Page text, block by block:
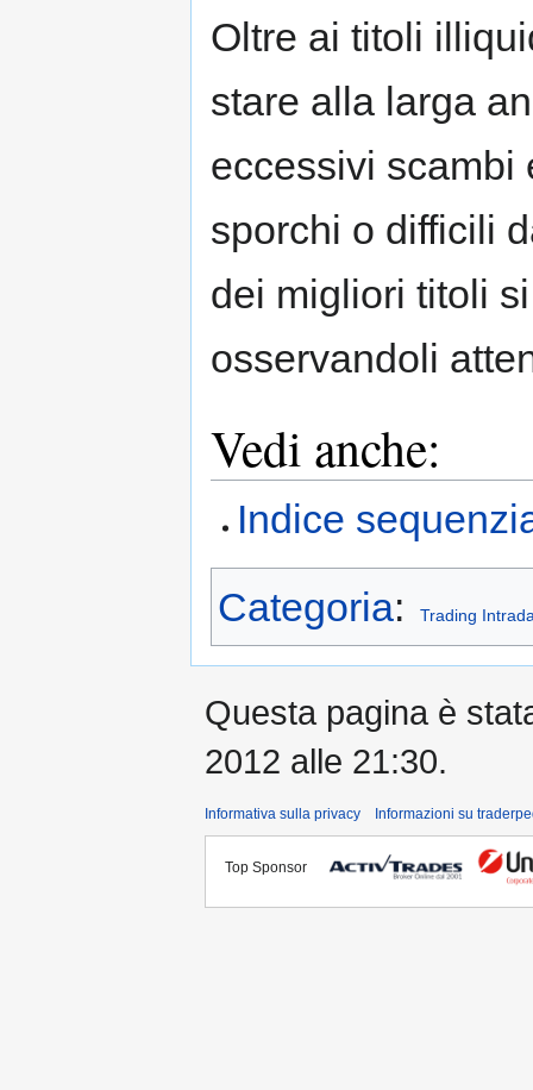
Oltre ai titoli
stare alla larga
eccessivi scambi
sporchi o difficili
dei migliori titoli
osservandoli
Vedi anche:
Indice
Categoria: Trading
Questa pagina è
2012 alle 21:30.
Informativa sulla privacy Informazioni su
Top Sponsor